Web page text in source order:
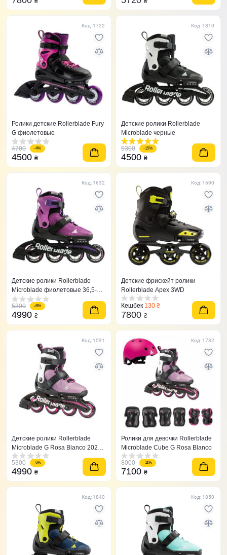
Код: 1722
Ролики детские Rollerblade Fury
G фиолетовые
4700 -4%
4500 ₴
Код: 1810
Детские ролики Rollerblade
Microblade черные
5300 -15%
4500 ₴
Код: 1632
Детские ролики Rollerblade
Microblade фиолетовые 36,5-
40,5
5300
-6%
4990 ₴
Код: 1690
Детские фрискейт ролики
Rollerblade Apex 3WD
Кешбек 130 ₴
7800 ₴
Код: 1591
Детские ролики Rollerblade
Microblade G Rosa Blanco 2021
розовые 36,5-40,5
5300
-6%
4990 ₴
Код: 1732
Ролики для девочки Rollerblade
Microblade Cube G Rosa Blanco
8000 -11%
7100 ₴
Код: 1840 Код: 1850